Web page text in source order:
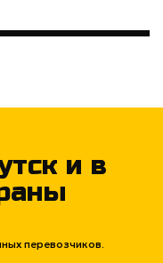
и в
перевозчиков.